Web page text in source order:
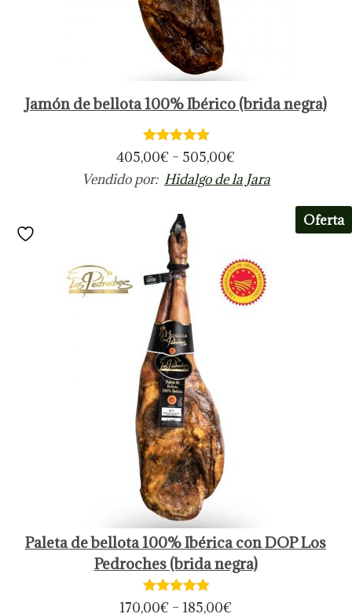
Jamón de bellota 100% Ibérico (brida negra)
405,00€ – 505,00€
Vendido por: Hidalgo de la Jara
Oferta
Paleta de bellota 100% Ibérica con DOP Los
Pedroches (brida negra)
170,00€ – 185,00€